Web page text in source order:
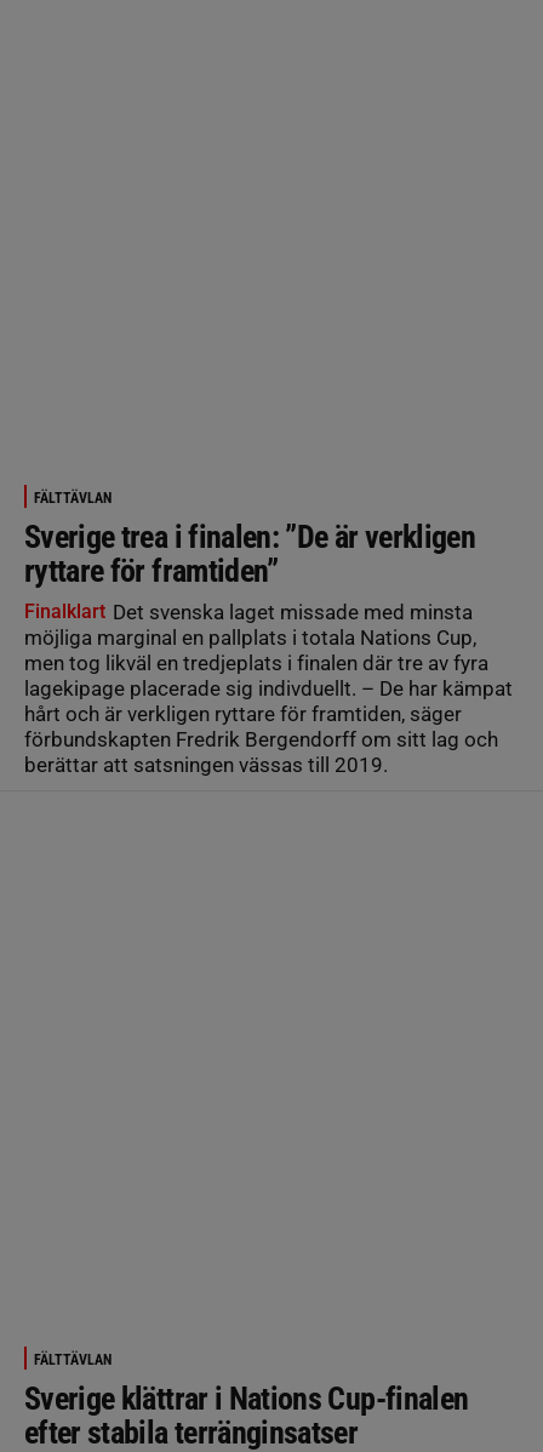
FÄLTTÄVLAN
Sverige trea i finalen: ”De är verkligen
ryttare för framtiden”
Finalklart Det svenska laget missade med minsta
möjliga marginal en pallplats i totala Nations Cup,
men tog likväl en tredjeplats i finalen där tre av fyra
lagekipage placerade sig indivduellt. – De har kämpat
hårt och är verkligen ryttare för framtiden, säger
förbundskapten Fredrik Bergendorff om sitt lag och
berättar att satsningen vässas till 2019.
FÄLTTÄVLAN
Sverige klättrar i Nations Cup-finalen
efter stabila terränginsatser